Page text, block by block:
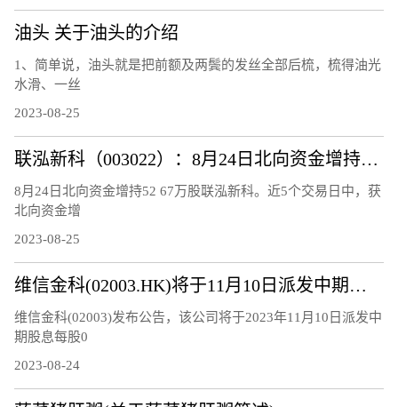
油头 关于油头的介绍
1、简单说，油头就是把前额及两鬓的发丝全部后梳，梳得油光
水滑、一丝
2023-08-25
联泓新科（003022）：8月24日北向资金增持52.67万股
8月24日北向资金增持52 67万股联泓新科。近5个交易日中，获
北向资金增
2023-08-25
维信金科(02003.HK)将于11月10日派发中期股息每股0.15港元
维信金科(02003)发布公告，该公司将于2023年11月10日派发中
期股息每股0
2023-08-24